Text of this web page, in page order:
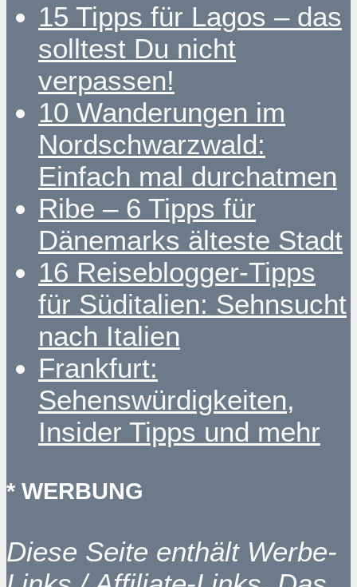
15 Tipps für Lagos – das
solltest Du nicht
verpassen!
10 Wanderungen im
Nordschwarzwald:
Einfach mal durchatmen
Ribe – 6 Tipps für
Dänemarks älteste Stadt
16 Reiseblogger-Tipps
für Süditalien: Sehnsucht
nach Italien
Frankfurt:
Sehenswürdigkeiten,
Insider Tipps und mehr
* WERBUNG
Diese Seite enthält Werbe-